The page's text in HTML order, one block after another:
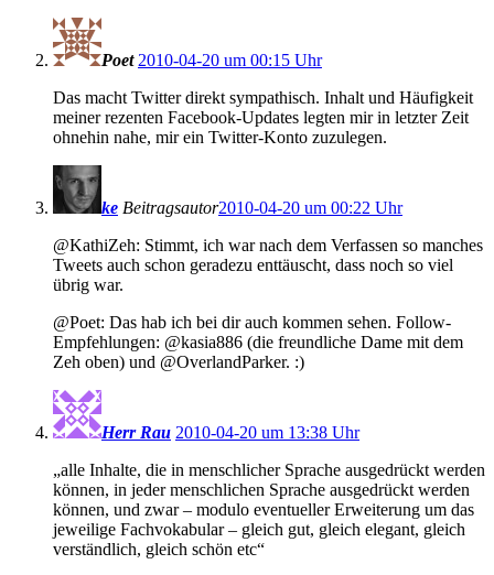
Poet 2010-04-20 um 00:15 Uhr
Das macht Twitter direkt sympathisch. Inhalt und Häufigkeit
meiner rezenten Facebook-Updates legten mir in letzter Zeit
ohnehin nahe, mir ein Twitter-Konto zuzulegen.
ke Beitragsautor2010-04-20 um 00:22 Uhr
@KathiZeh: Stimmt, ich war nach dem Verfassen so manches
Tweets auch schon geradezu enttäuscht, dass noch so viel
übrig war.
@Poet: Das hab ich bei dir auch kommen sehen. Follow-
Empfehlungen: @kasia886 (die freundliche Dame mit dem
Zeh oben) und @OverlandParker. :)
Herr Rau 2010-04-20 um 13:38 Uhr
„alle Inhalte, die in menschlicher Sprache ausgedrückt werden
können, in jeder menschlichen Sprache ausgedrückt werden
können, und zwar – modulo eventueller Erweiterung um das
jeweilige Fachvokabular – gleich gut, gleich elegant, gleich
verständlich, gleich schön etc“